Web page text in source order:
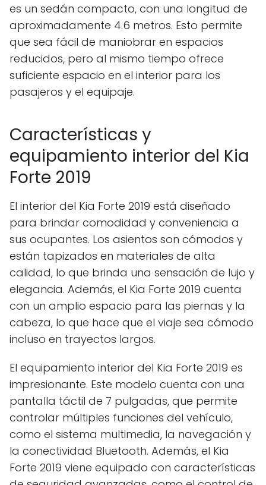
es un sedán compacto, con una longitud de
aproximadamente 4.6 metros. Esto permite
que sea fácil de maniobrar en espacios
reducidos, pero al mismo tiempo ofrece
suficiente espacio en el interior para los
pasajeros y el equipaje.
Características y
equipamiento interior del Kia
Forte 2019
El interior del Kia Forte 2019 está diseñado
para brindar comodidad y conveniencia a
sus ocupantes. Los asientos son cómodos y
están tapizados en materiales de alta
calidad, lo que brinda una sensación de lujo y
elegancia. Además, el Kia Forte 2019 cuenta
con un amplio espacio para las piernas y la
cabeza, lo que hace que el viaje sea cómodo
incluso en trayectos largos.
El equipamiento interior del Kia Forte 2019 es
impresionante. Este modelo cuenta con una
pantalla táctil de 7 pulgadas, que permite
controlar múltiples funciones del vehículo,
como el sistema multimedia, la navegación y
la conectividad Bluetooth. Además, el Kia
Forte 2019 viene equipado con características